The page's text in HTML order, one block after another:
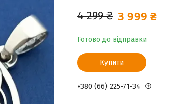
4 299 ₴ 3 999 ₴
Готово до відправки
Купити
+380 (66) 225-71-34